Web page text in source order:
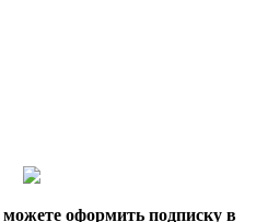
оформить подписку в